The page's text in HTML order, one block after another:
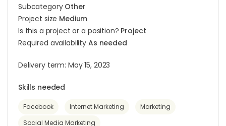
Subcategory Other
Project size Medium
Is this a project or a position? Project
Required availability As needed
Delivery term: May 15, 2023
Skills needed
Facebook Internet Marketing
Marketing
Social Media Marketing